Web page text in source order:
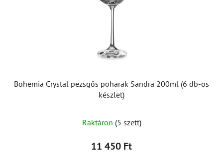
Bohemia Crystal pezsgős poharak Sandra 200ml (6 db-os
készlet)
Raktáron (5 szett)
11 450 Ft